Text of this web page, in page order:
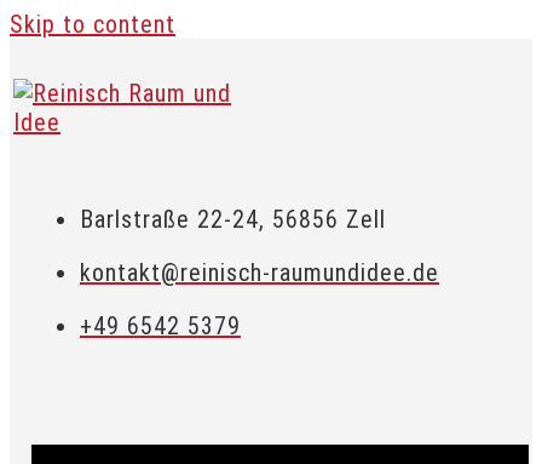
Skip to content
Barlstraße 22-24, 56856 Zell
kontakt@reinisch-raumundidee.de
+49 6542 5379